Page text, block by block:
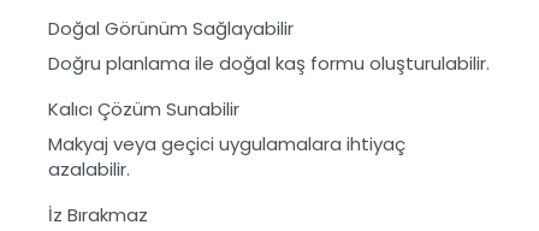
Doğal Görünüm Sağlayabilir
Doğru planlama ile doğal kaş formu oluşturulabilir.
Kalıcı Çözüm Sunabilir
Makyaj veya geçici uygulamalara ihtiyaç
azalabilir.
İz Bırakmaz